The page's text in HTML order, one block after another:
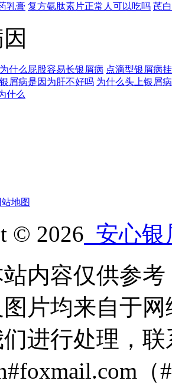
乳膏 复方氨肽素片正常人可以吃吗 芪
为什么屁股容易长银屑病 点滴型银屑病
屑病是因为肝不好吗 为什么头上银屑
什么
站地图
© 2026 安心银
内容仅供参
片均来自于
进行处理，
（